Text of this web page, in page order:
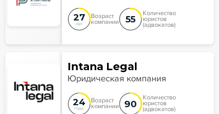
27
лет
Возраст
компании 55
Количество
юристов
(адвокатов)
Intana Legal
Юридическая компания
24
года
Возраст
компании 90
Количество
юристов
(адвокатов)